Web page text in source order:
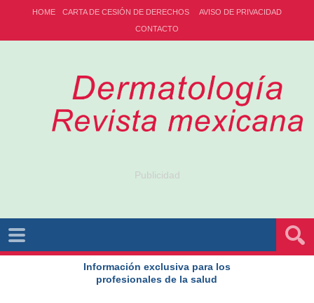
HOME CARTA DE CESIÓN DE DERECHOS
AVISO DE PRIVACIDAD
CONTACTO
Publicidad
Información exclusiva para los
profesionales de la salud